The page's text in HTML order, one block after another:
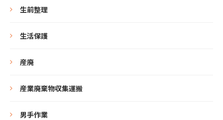
生前整理
生活保護
産廃
産業廃棄物収集運搬
男手作業